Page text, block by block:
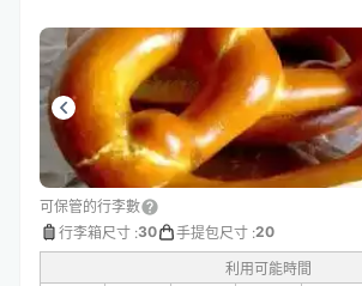
可保管的行李數
行李箱尺寸 :30 手提包尺寸 :20
利用可能時間